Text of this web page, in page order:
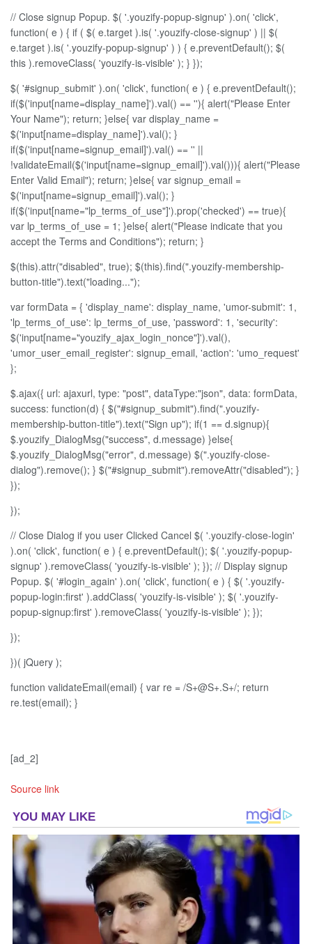
// Close signup Popup. $( '.youzify-popup-signup' ).on( 'click',
function( e ) { if ( $( e.target ).is( '.youzify-close-signup' ) || $(
e.target ).is( '.youzify-popup-signup' ) ) { e.preventDefault(); $(
this ).removeClass( 'youzify-is-visible' ); } });
$( '#signup_submit' ).on( 'click', function( e ) { e.preventDefault();
if($('input[name=display_name]').val() == ''){ alert("Please Enter
Your Name"); return; }else{ var display_name =
$('input[name=display_name]').val(); }
if($('input[name=signup_email]').val() == '' ||
!validateEmail($('input[name=signup_email]').val())){ alert("Please
Enter Valid Email"); return; }else{ var signup_email =
$('input[name=signup_email]').val(); }
if($('input[name="lp_terms_of_use"]').prop('checked') == true){
var lp_terms_of_use = 1; }else{ alert("Please indicate that you
accept the Terms and Conditions"); return; }
$(this).attr("disabled", true); $(this).find(".youzify-membership-
button-title").text("loading...");
var formData = { 'display_name': display_name, 'umor-submit': 1,
'lp_terms_of_use': lp_terms_of_use, 'password': 1, 'security':
$('input[name="youzify_ajax_login_nonce"]').val(),
'umor_user_email_register': signup_email, 'action': 'umo_request'
};
$.ajax({ url: ajaxurl, type: "post", dataType:"json", data: formData,
success: function(d) { $("#signup_submit").find(".youzify-
membership-button-title").text("Sign up"); if(1 == d.signup){
$.youzify_DialogMsg("success", d.message) }else{
$.youzify_DialogMsg("error", d.message) $(".youzify-close-
dialog").remove(); } $("#signup_submit").removeAttr("disabled"); }
});
});
// Close Dialog if you user Clicked Cancel $( '.youzify-close-login'
).on( 'click', function( e ) { e.preventDefault(); $( '.youzify-popup-
signup' ).removeClass( 'youzify-is-visible' ); }); // Display signup
Popup. $( '#login_again' ).on( 'click', function( e ) { $( '.youzify-
popup-login:first' ).addClass( 'youzify-is-visible' ); $( '.youzify-
popup-signup:first' ).removeClass( 'youzify-is-visible' ); });
});
})( jQuery );
function validateEmail(email) { var re = /S+@S+.S+/; return
re.test(email); }
[ad_2]
Source link